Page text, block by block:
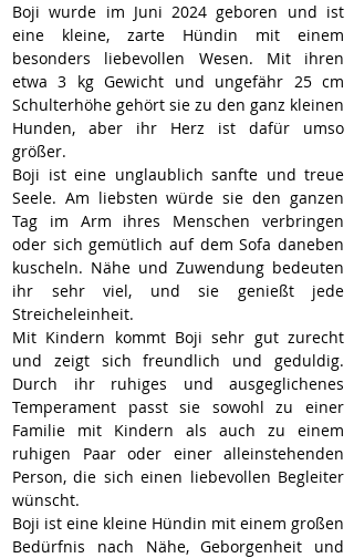
Boji wurde im Juni 2024 geboren und ist
eine kleine, zarte Hündin mit einem
besonders liebevollen Wesen. Mit ihren
etwa 3 kg Gewicht und ungefähr 25 cm
Schulterhöhe gehört sie zu den ganz kleinen
Hunden, aber ihr Herz ist dafür umso
größer.
Boji ist eine unglaublich sanfte und treue
Seele. Am liebsten würde sie den ganzen
Tag im Arm ihres Menschen verbringen
oder sich gemütlich auf dem Sofa daneben
kuscheln. Nähe und Zuwendung bedeuten
ihr sehr viel, und sie genießt jede
Streicheleinheit.
Mit Kindern kommt Boji sehr gut zurecht
und zeigt sich freundlich und geduldig.
Durch ihr ruhiges und ausgeglichenes
Temperament passt sie sowohl zu einer
Familie mit Kindern als auch zu einem
ruhigen Paar oder einer alleinstehenden
Person, die sich einen liebevollen Begleiter
wünscht.
Boji ist eine kleine Hündin mit einem großen
Bedürfnis nach Nähe, Geborgenheit und